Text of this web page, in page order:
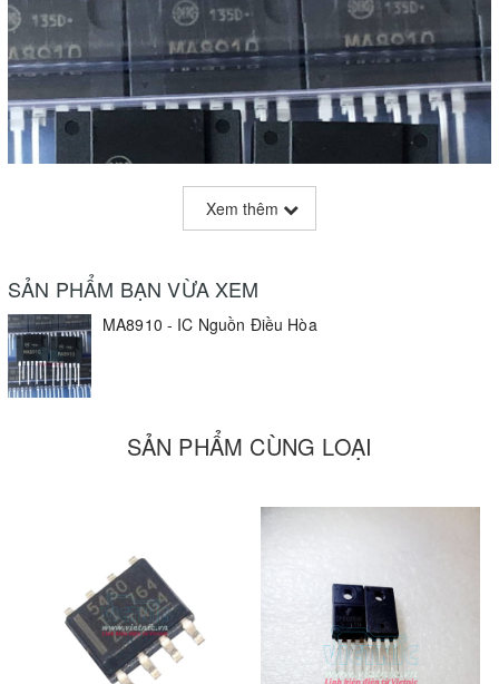
Xem thêm
SẢN PHẨM BẠN VỪA XEM
MA8910 - IC Nguồn Điều Hòa
SẢN PHẨM CÙNG LOẠI